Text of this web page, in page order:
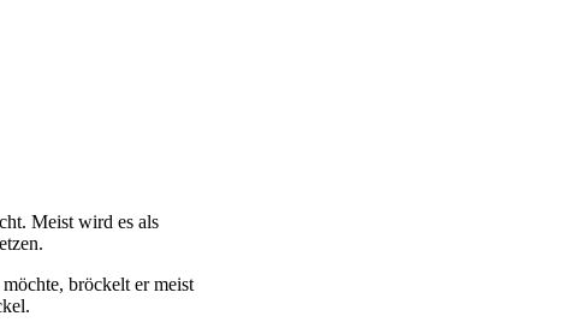
Meist wird es als
bröckelt er meist